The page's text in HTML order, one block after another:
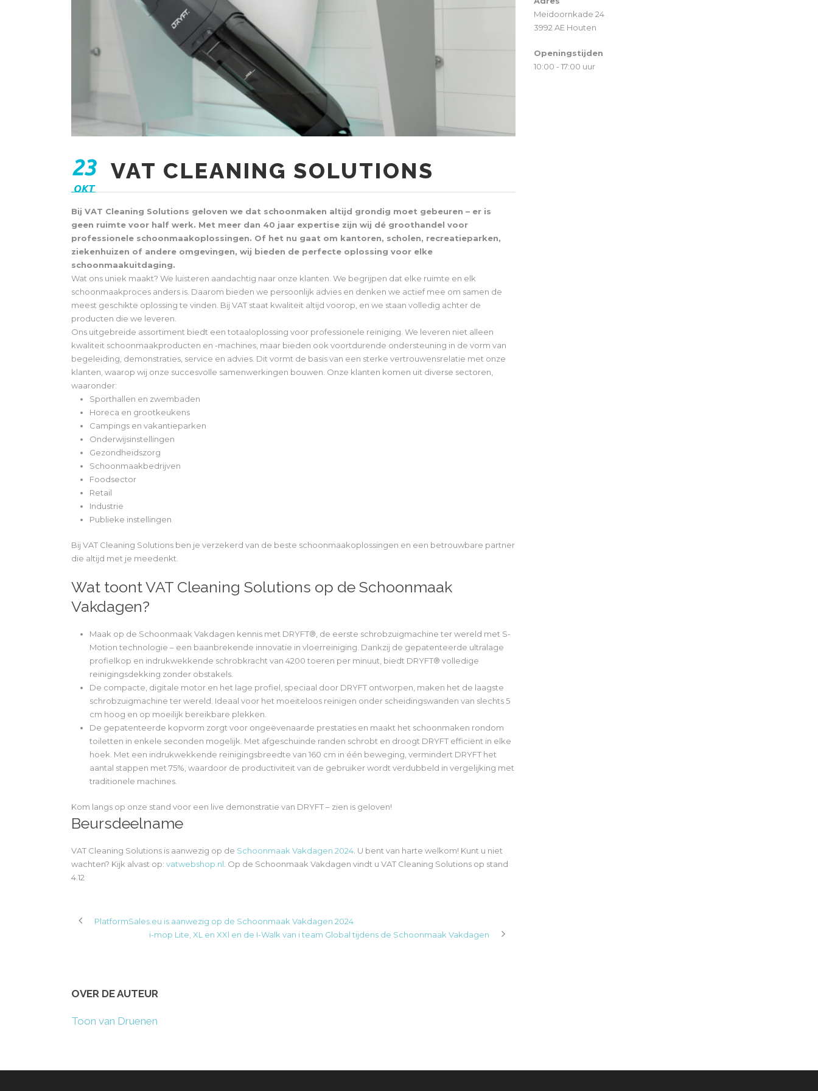
23
OKT
VAT CLEANING SOLUTIONS
Bij VAT Cleaning Solutions geloven we dat schoonmaken altijd grondig moet gebeuren – er is
geen ruimte voor half werk. Met meer dan 40 jaar expertise zijn wij dé groothandel voor
professionele schoonmaakoplossingen. Of het nu gaat om kantoren, scholen, recreatieparken,
ziekenhuizen of andere omgevingen, wij bieden de perfecte oplossing voor elke
schoonmaakuitdaging.
Wat ons uniek maakt? We luisteren aandachtig naar onze klanten. We begrijpen dat elke ruimte en elk
schoonmaakproces anders is. Daarom bieden we persoonlijk advies en denken we actief mee om samen de
meest geschikte oplossing te vinden. Bij VAT staat kwaliteit altijd voorop, en we staan volledig achter de
producten die we leveren.
Ons uitgebreide assortiment biedt een totaaloplossing voor professionele reiniging. We leveren niet alleen
kwaliteit schoonmaakproducten en -machines, maar bieden ook voortdurende ondersteuning in de vorm van
begeleiding, demonstraties, service en advies. Dit vormt de basis van een sterke vertrouwensrelatie met onze
klanten, waarop wij onze succesvolle samenwerkingen bouwen. Onze klanten komen uit diverse sectoren,
waaronder:
Sporthallen en zwembaden
Horeca en grootkeukens
Campings en vakantieparken
Onderwijsinstellingen
Gezondheidszorg
Schoonmaakbedrijven
Foodsector
Retail
Industrie
Publieke instellingen
Bij VAT Cleaning Solutions ben je verzekerd van de beste schoonmaakoplossingen en een betrouwbare partner
die altijd met je meedenkt.
Wat toont VAT Cleaning Solutions op de Schoonmaak
Vakdagen?
Maak op de Schoonmaak Vakdagen kennis met DRYFT®, de eerste schrobzuigmachine ter wereld met S-
Motion technologie – een baanbrekende innovatie in vloerreiniging. Dankzij de gepatenteerde ultralage
profielkop en indrukwekkende schrobkracht van 4200 toeren per minuut, biedt DRYFT® volledige
reinigingsdekking zonder obstakels.
De compacte, digitale motor en het lage profiel, speciaal door DRYFT ontworpen, maken het de laagste
schrobzuigmachine ter wereld. Ideaal voor het moeiteloos reinigen onder scheidingswanden van slechts 5
cm hoog en op moeilijk bereikbare plekken.
De gepatenteerde kopvorm zorgt voor ongeëvenaarde prestaties en maakt het schoonmaken rondom
toiletten in enkele seconden mogelijk. Met afgeschuinde randen schrobt en droogt DRYFT efficiënt in elke
hoek. Met een indrukwekkende reinigingsbreedte van 160 cm in één beweging, vermindert DRYFT het
aantal stappen met 75%, waardoor de productiviteit van de gebruiker wordt verdubbeld in vergelijking met
traditionele machines.
Kom langs op onze stand voor een live demonstratie van DRYFT – zien is geloven!
Beursdeelname
VAT Cleaning Solutions is aanwezig op de Schoonmaak Vakdagen 2024 . U bent van harte welkom! Kunt u niet
wachten? Kijk alvast op: vatwebshop.nl . Op de Schoonmaak Vakdagen vindt u VAT Cleaning Solutions op stand
4.12
PlatformSales.eu is aanwezig op de Schoonmaak Vakdagen 2024
i-mop Lite, XL en XXl en de I-Walk van i team Global tijdens de Schoonmaak Vakdagen
OVER DE AUTEUR
Toon van Druenen
Meidoornkade 24
3992 AE Houten
Openingstijden
10:00 - 17:00 uur